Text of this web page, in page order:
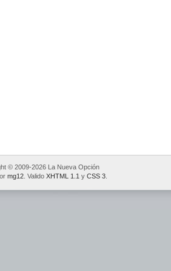
© 2009-2026 La Nueva Opción
mg12 . Valido XHTML 1.1 y CSS 3